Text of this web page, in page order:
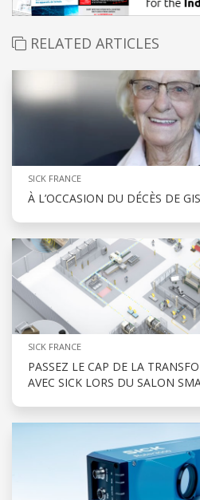
RELATED ARTICLES
SICK FRANCE
À L’OCCASION DU DÉCÈS DE
SICK FRANCE
PASSEZ LE CAP DE LA
AVEC SICK LORS DU SALON